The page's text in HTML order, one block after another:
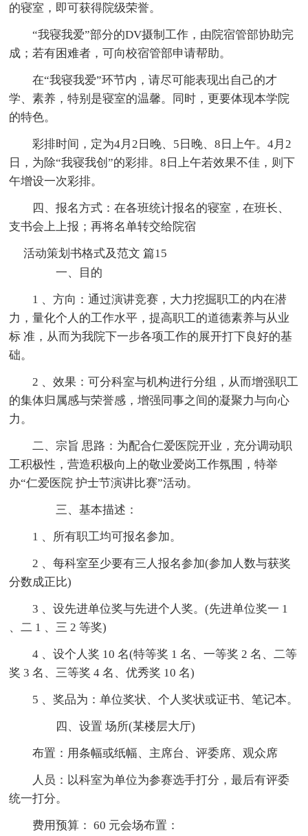
的寝室，即可获得院级荣誉。
“我寝我爱”部分的DV摄制工作，由院宿管部协助完
成；若有困难者，可向校宿管部申请帮助。
在“我寝我爱”环节内，请尽可能表现出自己的才
学、素养，特别是寝室的温馨。同时，更要体现本学院
的特色。
彩排时间，定为4月2日晚、5日晚、8日上午。4月2
日，为除“我寝我创”的彩排。8日上午若效果不佳，则下
午增设一次彩排。
四、报名方式：在各班统计报名的寝室，在班长、
支书会上上报；再将名单转交给院宿
活动策划书格式及范文 篇15
一、目的
1 、方向：通过演讲竞赛，大力挖掘职工的内在潜
力，量化个人的工作水平，提高职工的道德素养与从业
标 准，从而为我院下一步各项工作的展开打下良好的基
础。
2 、效果：可分科室与机构进行分组，从而增强职工
的集体归属感与荣誉感，增强同事之间的凝聚力与向心
力。
二、宗旨 思路：为配合仁爱医院开业，充分调动职
工积极性，营造积极向上的敬业爱岗工作氛围，特举
办“仁爱医院 护士节演讲比赛”活动。
三、基本描述：
1 、所有职工均可报名参加。
2 、每科室至少要有三人报名参加(参加人数与获奖
分数成正比)
3 、设先进单位奖与先进个人奖。(先进单位奖一 1
、二 1 、三 2 等奖)
4 、设个人奖 10 名(特等奖 1 名、一等奖 2 名、二等
奖 3 名、三等奖 4 名、优秀奖 10 名)
5 、奖品为：单位奖状、个人奖状或证书、笔记本。
四、设置 场所(某楼层大厅)
布置：用条幅或纸幅、主席台、评委席、观众席
人员：以科室为单位为参赛选手打分，最后有评委
统一打分。
费用预算： 60 元会场布置：